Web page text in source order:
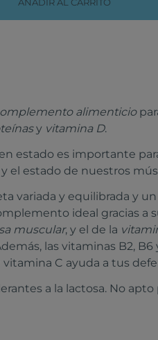
AÑADIR AL CARRITO
alimenticio
y vitamina D.
estado es importante
el estado de nuestros
variada y equilibrada y
ideal gracias a
muscular, y el de la
las vitaminas B2,
C ayuda a tus
a la lactosa. No apto